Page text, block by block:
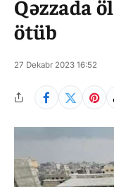
Qəzzada
ötüb
27 Dekabr 2023 16:52